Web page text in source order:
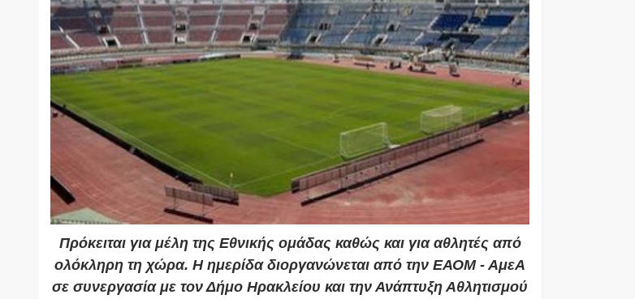
Πρόκειται για μέλη της Εθνικής ομάδας καθώς και για αθλητές από
ολόκληρη τη χώρα. H ημερίδα διοργανώνεται από την ΕΑΟΜ - ΑμεΑ
σε συνεργασία με τον Δήμο Ηρακλείου και την Ανάπτυξη Αθλητισμού